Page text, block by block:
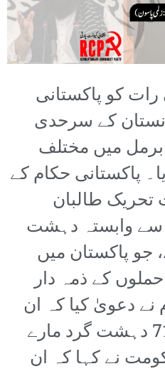
2024ء کی رات کو پاکستانی
کے سرحدی
میں مختلف
پاکستانی حکام کے
طالبان
سے وابستہ دہشت
جو پاکستان میں
کے ذمہ دار
نے دعویٰ کیا کہ ان
فضائی حملوں میں 71 دہشت گرد مارے
نے کہا کہ ان